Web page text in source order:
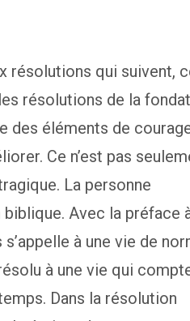
résolutions qui suivent,
résolutions de la
des éléments de
Ce n’est pas
La personne
Avec la préface
à une vie de
à une vie qui
Dans la résolution